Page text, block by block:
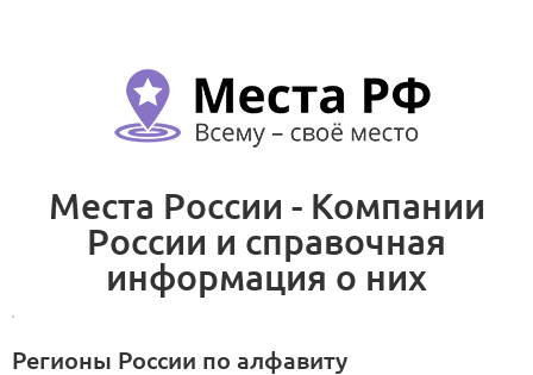
Места России - Компании
России и справочная
информация о них
Регионы России по алфавиту